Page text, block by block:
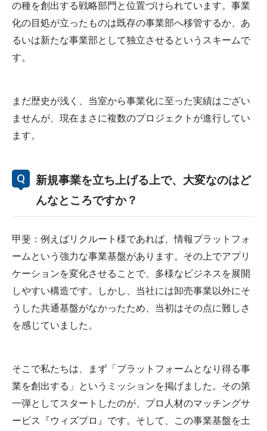
の種を創出する戦略部門と位置づけられています。事業
化の目処が立ったものは既存の事業部へ移管するか、あ
るいは新たな事業部として独立させるというスキームで
す。
まだ歴史が浅く、当室から事業化に至った実績はござい
ませんが、現在まさに複数のプロジェクトが進行してい
ます。
新規事業を立ち上げる上で、大変なのはど
んなところですか？
甲斐：例えばリクルート様であれば、情報プラットフォ
ームという強力な事業基盤があります。その上でアプリ
ケーションを変化させることで、多様なビジネスを展開
しやすい構造です。しかし、当社には卸売事業以外にそ
うした共通基盤がなかったため、当初はその点に難しさ
を感じていました。
そこで私たちは、まず「プラットフォームとなり得る事
業を創出する」というミッションを掲げました。その第
一弾としてスタートしたのが、プロ人材のマッチングサ
ービス『ウィズプロ』です。そして、この事業基盤を土